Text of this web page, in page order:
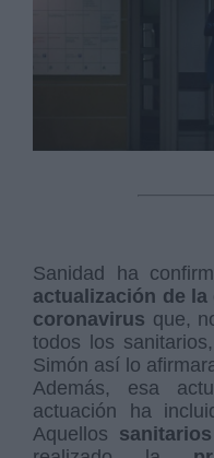
Sanidad ha
actualización de
coronavirus que,
todos los
Simón así lo
Además, esa
actuación ha
Aquellos sanitarios